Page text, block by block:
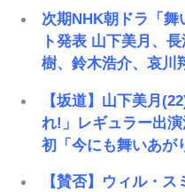
次期NHK朝ドラ「
ト発表 山下美月、
樹、鈴木浩介、哀川
【坂道】山下美月
れ!」レギュラー出
初「今にも舞いあが
【賛否】ウィル・